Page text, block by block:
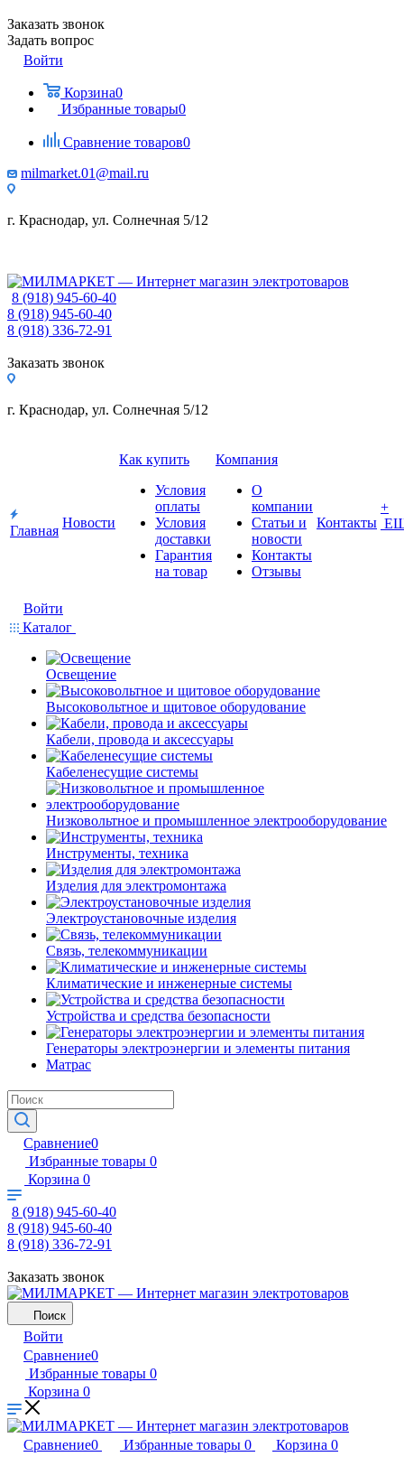
Заказать звонок
Задать вопрос
Войти
Корзина0
Избранные товары0
Сравнение товаров0
milmarket.01@mail.ru
г. Краснодар, ул. Солнечная 5/12
8 (918) 945-60-40
8 (918) 945-60-40
8 (918) 336-72-91
Заказать звонок
г. Краснодар, ул. Солнечная 5/12
Главная
Новости
Как купить
Условия
оплаты
Условия
доставки
Гарантия
на товар
Компания
О
компании
Статьи и
новости
Контакты
Отзывы
Контакты
+
Войти
Каталог
Освещение
Высоковольтное и щитовое оборудование
Кабели, провода и аксессуары
Кабеленесущие системы
Низковольтное и промышленное электрооборудование
Инструменты, техника
Изделия для электромонтажа
Электроустановочные изделия
Связь, телекоммуникации
Климатические и инженерные системы
Устройства и средства безопасности
Генераторы электроэнергии и элементы питания
Матрас
Сравнение0
Избранные товары 0
Корзина 0
8 (918) 945-60-40
8 (918) 945-60-40
8 (918) 336-72-91
Заказать звонок
Поиск
Войти
Сравнение0
Избранные товары 0
Корзина 0
Сравнение0 Избранные товары 0 Корзина 0